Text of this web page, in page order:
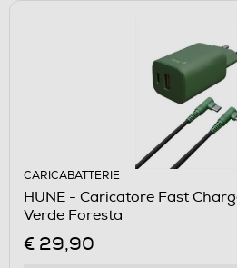
CARICABATTERIE
HUNE - Caricatore Fast
Verde Foresta
€ 29,90